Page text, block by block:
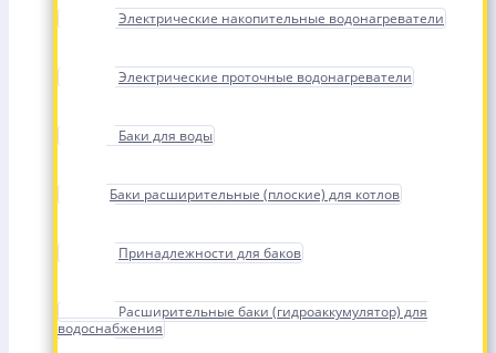
Электрические накопительные водонагреватели
Электрические проточные водонагреватели
Баки для воды
Баки расширительные (плоские) для котлов
Принадлежности для баков
Расширительные баки (гидроаккумулятор) для
водоснабжения